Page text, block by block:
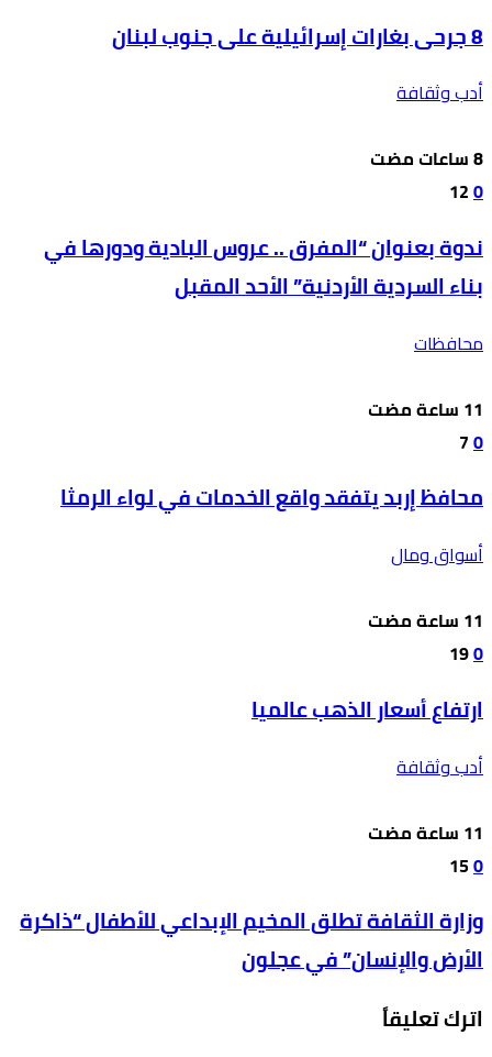
8 جرحى بغارات إسرائيلية على جنوب لبنان
أدب وثقافة
0
12
ندوة بعنوان “المفرق .. عروس البادية ودورها في
بناء السردية الأردنية” الأحد المقبل
محافظات
0
7
محافظ إربد يتفقد واقع الخدمات في لواء الرمثا
أسواق ومال
0
19
ارتفاع أسعار الذهب عالميا
أدب وثقافة
0
15
وزارة الثقافة تطلق المخيم الإبداعي للأطفال “ذاكرة
الأرض والإنسان” في عجلون
اترك تعليقاً